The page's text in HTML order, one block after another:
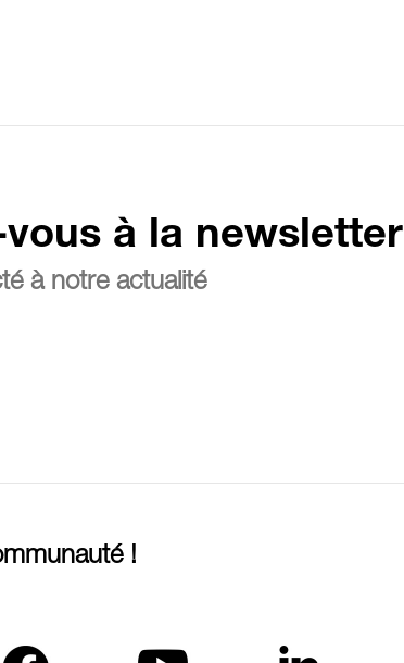
à la newsletter
à notre actualité
!